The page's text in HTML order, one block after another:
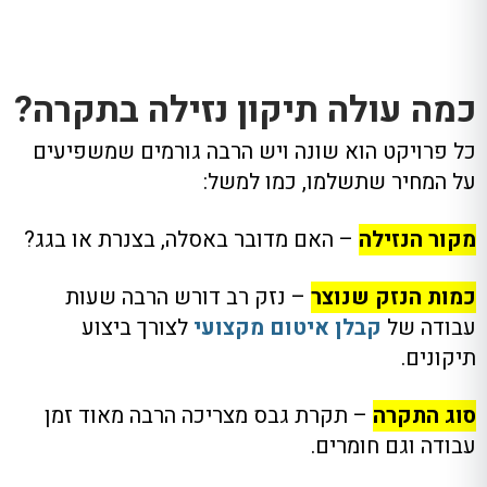
כמה עולה תיקון נזילה בתקרה?
כל פרויקט הוא שונה ויש הרבה גורמים שמשפיעים
על המחיר שתשלמו, כמו למשל:
מקור הנזילה – האם מדובר באסלה, בצנרת או בגג?
כמות הנזק שנוצר – נזק רב דורש הרבה שעות
עבודה של קבלן איטום מקצועי לצורך ביצוע
תיקונים.
סוג התקרה – תקרת גבס מצריכה הרבה מאוד זמן
עבודה וגם חומרים.